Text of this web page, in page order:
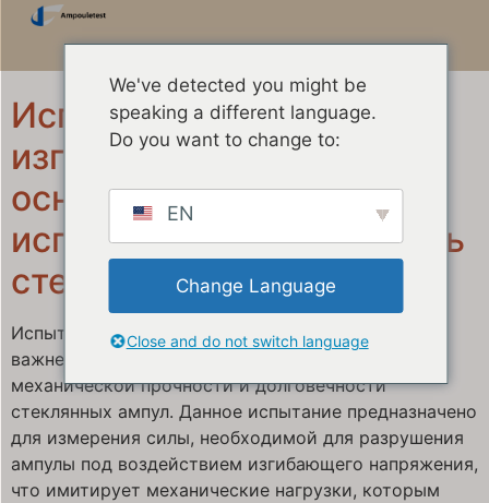
Испытание ампулы на
изгиб в трёх точках:
основные выводы по
испытаниям на прочность
стекла ампул на разрыв
Испытание ампул на изгиб в трёх точках — это
важнейшее испытание, используемое для оценки
механической прочности и долговечности
стеклянных ампул. Данное испытание предназначено
для измерения силы, необходимой для разрушения
ампулы под воздействием изгибающего напряжения,
что имитирует механические нагрузки, которым
We've detected you might be
speaking a different language.
Do you want to change to:
EN
Change Language
Close and do not switch language